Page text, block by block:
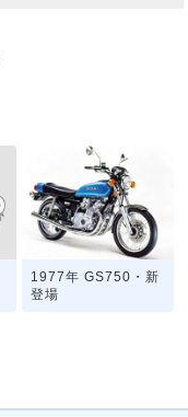
1977年 GS750・新
登場